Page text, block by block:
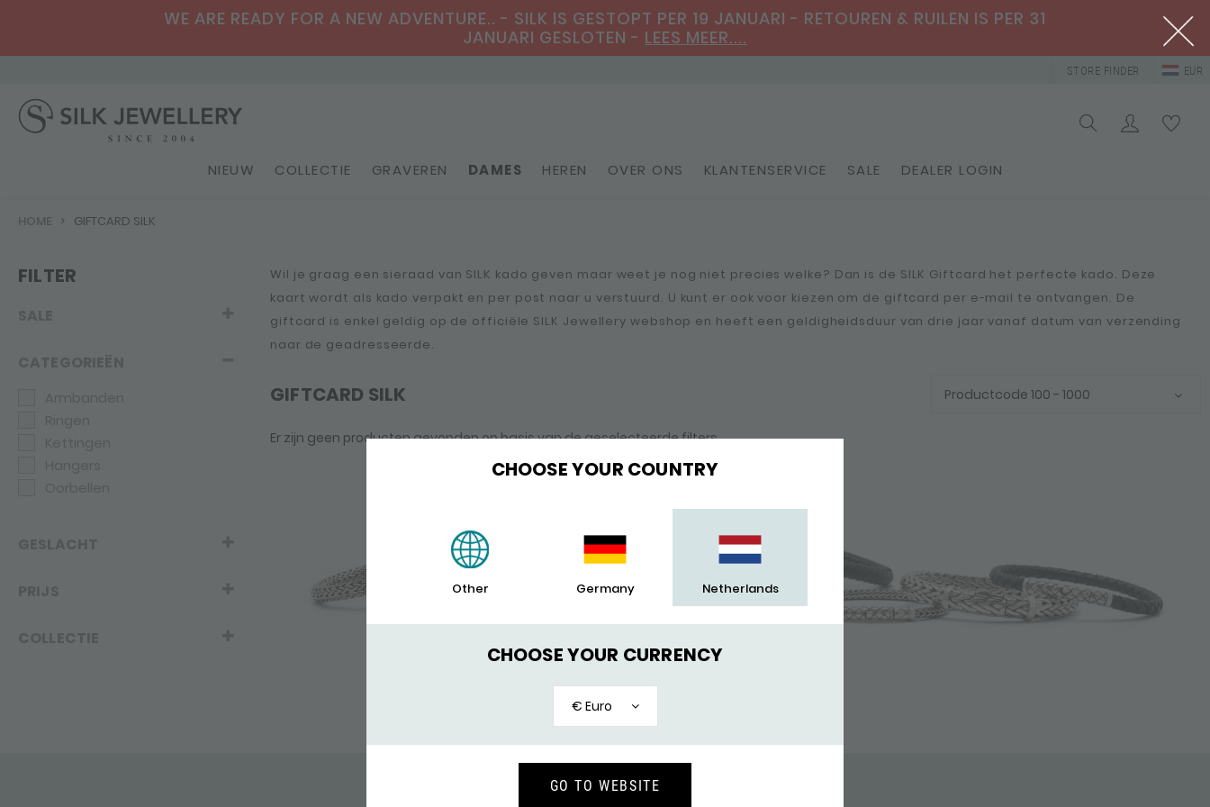
CHOOSE YOUR COUNTRY
Other Germany Netherlands
CHOOSE YOUR CURRENCY
€ Euro
GO TO WEBSITE
WE ARE READY FOR A NEW ADVENTURE.. - SILK IS GESTOPT PER 19 JANUARI - RETOUREN & RUILEN IS PER 31
JANUARI GESLOTEN - LEES MEER....
STORE FINDER EUR
NIEUW COLLECTIE GRAVEREN DAMES HEREN OVER ONS KLANTENSERVICE SALE DEALER LOGIN
HOME GIFTCARD SILK
FILTER
Wil je graag een sieraad van SILK kado geven maar weet je nog niet precies welke? Dan is de SILK Giftcard het perfecte kado. Deze
kaart wordt als kado verpakt en per post naar u verstuurd. U kunt er ook voor kiezen om de giftcard per e-mail te ontvangen. De
giftcard is enkel geldig op de officiële SILK Jewellery webshop en heeft een geldigheidsduur van drie jaar vanaf datum van verzending
naar de geadresseerde.
Productcode 100 - 1000
GIFTCARD SILK
Er zijn geen producten gevonden op basis van de geselecteerde filters.